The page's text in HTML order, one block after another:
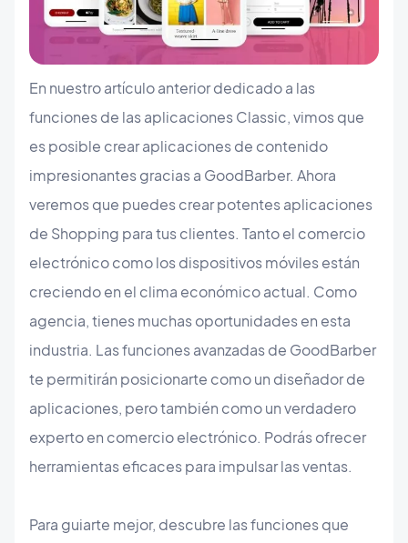
En nuestro artículo anterior dedicado a las
funciones de las aplicaciones Classic, vimos que
es posible crear aplicaciones de contenido
impresionantes gracias a GoodBarber. Ahora
veremos que puedes crear potentes aplicaciones
de Shopping para tus clientes. Tanto el comercio
electrónico como los dispositivos móviles están
creciendo en el clima económico actual. Como
agencia, tienes muchas oportunidades en esta
industria. Las funciones avanzadas de GoodBarber
te permitirán posicionarte como un diseñador de
aplicaciones, pero también como un verdadero
experto en comercio electrónico. Podrás ofrecer
herramientas eficaces para impulsar las ventas.
Para guiarte mejor, descubre las funciones que